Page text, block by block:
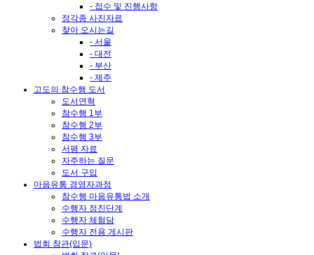
- 접수 및 진행사항
정각종 사진자료
찾아 오시는길
- 서울
- 대전
- 부산
- 제주
고도의 참수행 도서
도서연혁
참수행 1부
참수행 2부
참수행 3부
서평 자료
자주하는 질문
도서 구입
마음유통 경영자과정
참수행 마음유통법 소개
수행자 정진단계
수행자 체험담
수행자 전용 게시판
법회 참관(입문)